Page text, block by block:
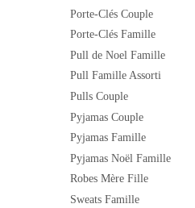
Porte-Clés Couple
Porte-Clés Famille
Pull de Noel Famille
Pull Famille Assorti
Pulls Couple
Pyjamas Couple
Pyjamas Famille
Pyjamas Noël Famille
Robes Mère Fille
Sweats Famille